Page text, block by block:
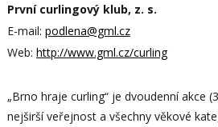
První curlingový klub, z. s.
E-mail: podlena@gml.cz
Web: http://www.gml.cz/curling
„Brno hraje curling“ je dvoudenní akce
nejširší veřejnost a všechny věkové